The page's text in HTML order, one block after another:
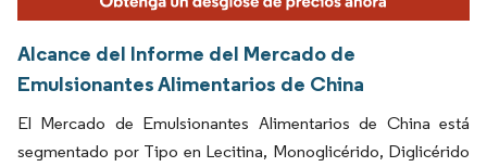
Alcance del Informe del Mercado de
Emulsionantes Alimentarios de China
El Mercado de Emulsionantes Alimentarios de China está
segmentado por Tipo en Lecitina, Monoglicérido, Diglicérido